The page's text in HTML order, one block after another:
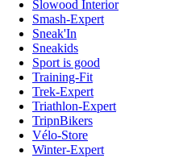
Slowood Interior
Smash-Expert
Sneak'In
Sneakids
Sport is good
Training-Fit
Trek-Expert
Triathlon-Expert
TripnBikers
Vélo-Store
Winter-Expert